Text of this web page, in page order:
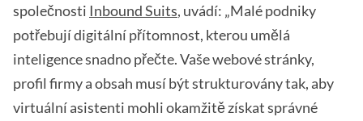
společnosti Inbound Suits, uvádí: „Malé podniky
potřebují digitální přítomnost, kterou umělá
inteligence snadno přečte. Vaše webové stránky,
profil firmy a obsah musí být strukturovány tak, aby
virtuální asistenti mohli okamžitě získat správné